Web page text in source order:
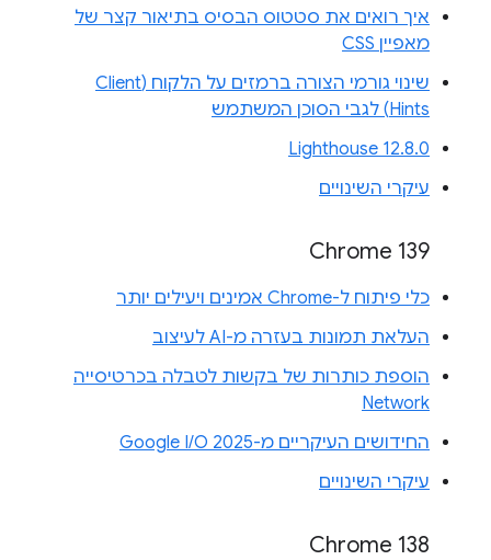
איך רואים את סטטוס הבסיס בתיאור קצר של
מאפיין CSS
שינוי גורמי הצורה ברמזים על הלקוח (Client
Hints) לגבי הסוכן המשתמש
Lighthouse 12.8.0
עיקרי השינויים
Chrome 139
כלי פיתוח ל-Chrome אמינים ויעילים יותר
העלאת תמונות בעזרה מ-AI לעיצוב
הוספת כותרות של בקשות לטבלה בכרטיסייה
Network
החידושים העיקריים מ-Google I/O 2025
עיקרי השינויים
Chrome 138